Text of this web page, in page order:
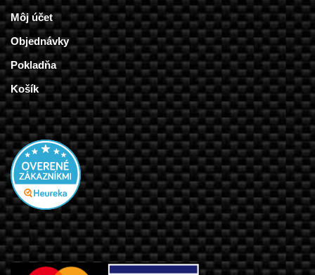
Môj účet
Objednávky
Pokladňa
Košík